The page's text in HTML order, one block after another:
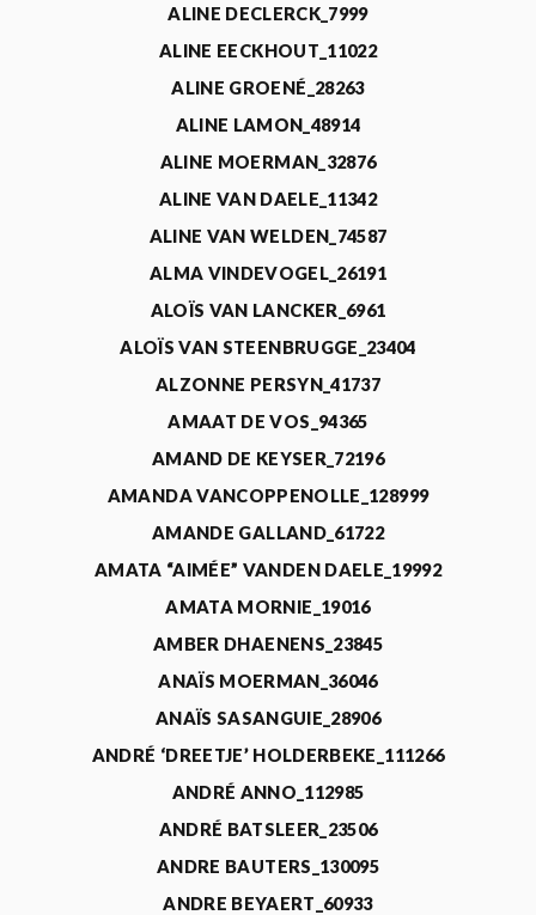
ALINE DECLERCK_7999
ALINE EECKHOUT_11022
ALINE GROENÉ_28263
ALINE LAMON_48914
ALINE MOERMAN_32876
ALINE VAN DAELE_11342
ALINE VAN WELDEN_74587
ALMA VINDEVOGEL_26191
ALOÏS VAN LANCKER_6961
ALOÏS VAN STEENBRUGGE_23404
ALZONNE PERSYN_41737
AMAAT DE VOS_94365
AMAND DE KEYSER_72196
AMANDA VANCOPPENOLLE_128999
AMANDE GALLAND_61722
AMATA “AIMÉE” VANDEN DAELE_19992
AMATA MORNIE_19016
AMBER DHAENENS_23845
ANAÏS MOERMAN_36046
ANAÏS SASANGUIE_28906
ANDRÉ ‘DREETJE’ HOLDERBEKE_111266
ANDRÉ ANNO_112985
ANDRÉ BATSLEER_23506
ANDRE BAUTERS_130095
ANDRE BEYAERT_60933